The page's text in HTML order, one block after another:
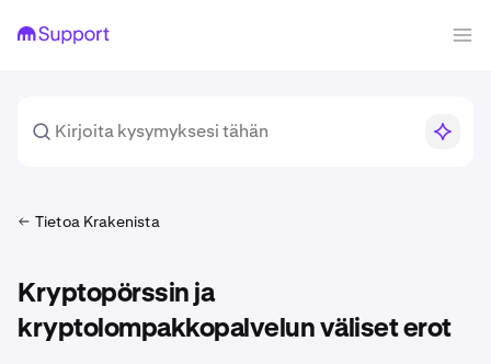
Tietoa Krakenista
Kryptopörssin ja
kryptolompakkopalvelun väliset erot